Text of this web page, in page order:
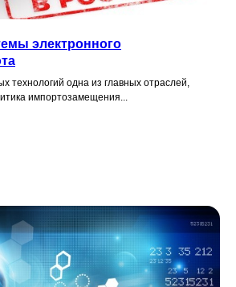
электронного
одна из главных отраслей,
импортозамещения...